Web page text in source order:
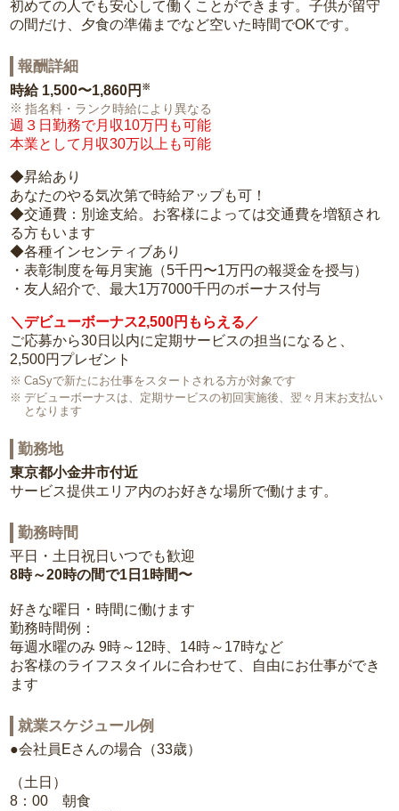
初めての人でも安心して働くことができます。子供が留守
の間だけ、夕食の準備までなど空いた時間でOKです。
報酬詳細
時給 1,500〜1,860円 ※
指名料・ランク時給により異なる
週３日勤務で月収10万円も可能
本業として月収30万以上も可能
◆昇給あり
あなたのやる気次第で時給アップも可！
◆交通費：別途支給。お客様によっては交通費を増額され
る方もいます
◆各種インセンティブあり
・表彰制度を毎月実施（5千円〜1万円の報奨金を授与）
・友人紹介で、最大1万7000千円のボーナス付与
＼デビューボーナス2,500円もらえる／
ご応募から30日以内に定期サービスの担当になると、
2,500円プレゼント
CaSyで新たにお仕事をスタートされる方が対象です
デビューボーナスは、定期サービスの初回実施後、翌々月末お支払い
となります
勤務地
東京都小金井市付近
サービス提供エリア内のお好きな場所で働けます。
勤務時間
平日・土日祝日いつでも歓迎
8時～20時の間で1日1時間〜
好きな曜日・時間に働けます
勤務時間例：
毎週水曜のみ 9時～12時、14時～17時など
お客様のライフスタイルに合わせて、自由にお仕事ができ
ます
就業スケジュール例
●会社員Eさんの場合（33歳）
（土日）
8：00 朝食